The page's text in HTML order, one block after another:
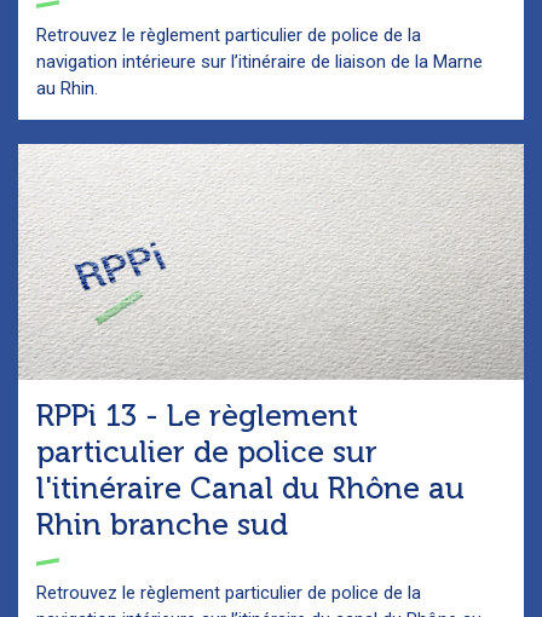
Retrouvez le règlement particulier de police de la
navigation intérieure sur l’itinéraire de liaison de la Marne
au Rhin.
RPPi 13 - Le règlement
particulier de police sur
l'itinéraire Canal du Rhône au
Rhin branche sud
Retrouvez le règlement particulier de police de la